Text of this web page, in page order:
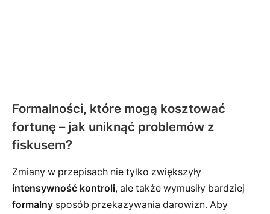
Formalności, które mogą kosztować
fortunę – jak uniknąć problemów z
fiskusem?
Zmiany w przepisach nie tylko zwiększyły
intensywność kontroli, ale także wymusiły bardziej
formalny sposób przekazywania darowizn. Aby